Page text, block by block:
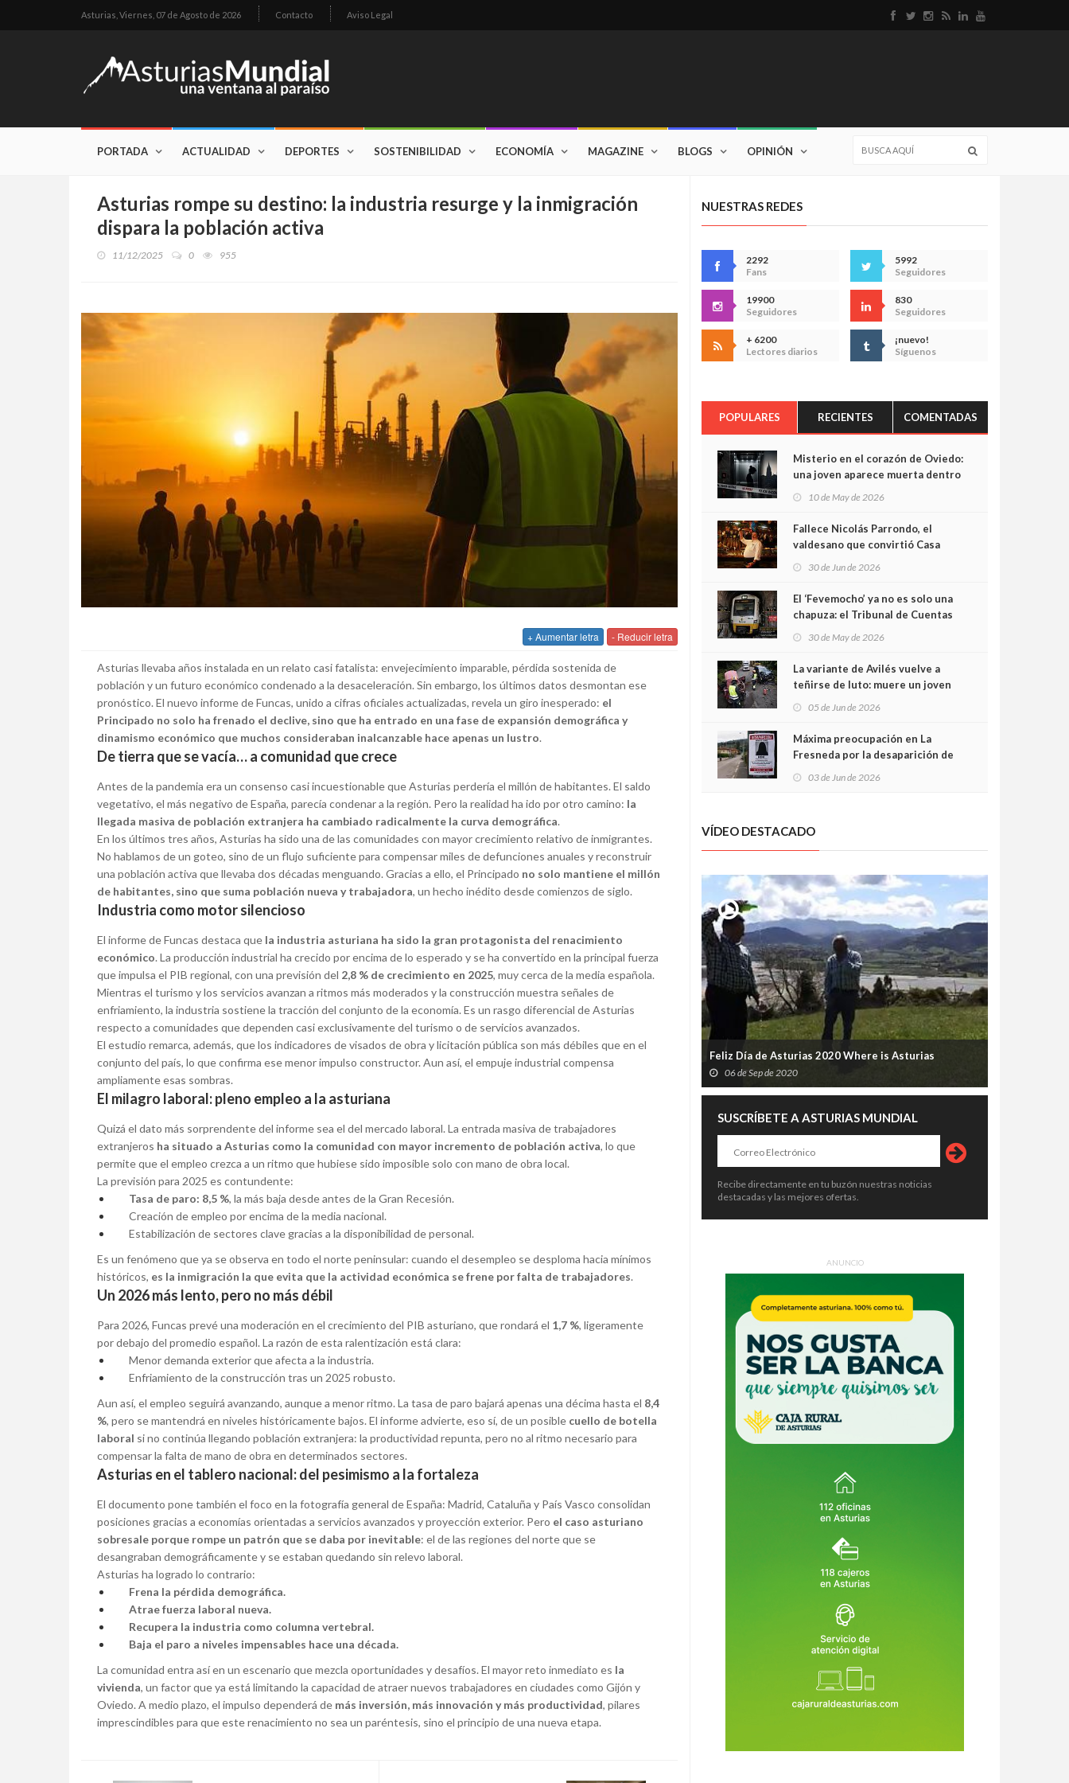
Asturias, Viernes, 07 de Agosto de 2026 Contacto Aviso Legal
PORTADA ACTUALIDAD DEPORTES SOSTENIBILIDAD ECONOMÍA MAGAZINE BLOGS OPINIÓN
Asturias rompe su destino: la industria resurge y la inmigración
dispara la población activa
11/12/2025 0 955
+ Aumentar letra - Reducir letra
Asturias llevaba años instalada en un relato casi fatalista: envejecimiento imparable, pérdida sostenida de
población y un futuro económico condenado a la desaceleración. Sin embargo, los últimos datos desmontan ese
pronóstico. El nuevo informe de Funcas, unido a cifras oficiales actualizadas, revela un giro inesperado: el
Principado no solo ha frenado el declive, sino que ha entrado en una fase de expansión demográfica y
dinamismo económico que muchos consideraban inalcanzable hace apenas un lustro.
De tierra que se vacía… a comunidad que crece
Antes de la pandemia era un consenso casi incuestionable que Asturias perdería el millón de habitantes. El saldo
vegetativo, el más negativo de España, parecía condenar a la región. Pero la realidad ha ido por otro camino: la
llegada masiva de población extranjera ha cambiado radicalmente la curva demográfica.
En los últimos tres años, Asturias ha sido una de las comunidades con mayor crecimiento relativo de inmigrantes.
No hablamos de un goteo, sino de un flujo suficiente para compensar miles de defunciones anuales y reconstruir
una población activa que llevaba dos décadas menguando. Gracias a ello, el Principado no solo mantiene el millón
de habitantes, sino que suma población nueva y trabajadora, un hecho inédito desde comienzos de siglo.
Industria como motor silencioso
El informe de Funcas destaca que la industria asturiana ha sido la gran protagonista del renacimiento
económico. La producción industrial ha crecido por encima de lo esperado y se ha convertido en la principal fuerza
que impulsa el PIB regional, con una previsión del 2,8 % de crecimiento en 2025, muy cerca de la media española.
Mientras el turismo y los servicios avanzan a ritmos más moderados y la construcción muestra señales de
enfriamiento, la industria sostiene la tracción del conjunto de la economía. Es un rasgo diferencial de Asturias
respecto a comunidades que dependen casi exclusivamente del turismo o de servicios avanzados.
El estudio remarca, además, que los indicadores de visados de obra y licitación pública son más débiles que en el
conjunto del país, lo que confirma ese menor impulso constructor. Aun así, el empuje industrial compensa
ampliamente esas sombras.
El milagro laboral: pleno empleo a la asturiana
Quizá el dato más sorprendente del informe sea el del mercado laboral. La entrada masiva de trabajadores
extranjeros ha situado a Asturias como la comunidad con mayor incremento de población activa, lo que
permite que el empleo crezca a un ritmo que hubiese sido imposible solo con mano de obra local.
La previsión para 2025 es contundente:
Tasa de paro: 8,5 %, la más baja desde antes de la Gran Recesión.
Creación de empleo por encima de la media nacional.
Estabilización de sectores clave gracias a la disponibilidad de personal.
Es un fenómeno que ya se observa en todo el norte peninsular: cuando el desempleo se desploma hacia mínimos
históricos, es la inmigración la que evita que la actividad económica se frene por falta de trabajadores.
Un 2026 más lento, pero no más débil
Para 2026, Funcas prevé una moderación en el crecimiento del PIB asturiano, que rondará el 1,7 %, ligeramente
por debajo del promedio español. La razón de esta ralentización está clara:
Menor demanda exterior que afecta a la industria.
Enfriamiento de la construcción tras un 2025 robusto.
Aun así, el empleo seguirá avanzando, aunque a menor ritmo. La tasa de paro bajará apenas una décima hasta el 8,4
%, pero se mantendrá en niveles históricamente bajos. El informe advierte, eso sí, de un posible cuello de botella
laboral si no continúa llegando población extranjera: la productividad repunta, pero no al ritmo necesario para
compensar la falta de mano de obra en determinados sectores.
Asturias en el tablero nacional: del pesimismo a la fortaleza
El documento pone también el foco en la fotografía general de España: Madrid, Cataluña y País Vasco consolidan
posiciones gracias a economías orientadas a servicios avanzados y proyección exterior. Pero el caso asturiano
sobresale porque rompe un patrón que se daba por inevitable: el de las regiones del norte que se
desangraban demográficamente y se estaban quedando sin relevo laboral.
Asturias ha logrado lo contrario:
Frena la pérdida demográfica.
Atrae fuerza laboral nueva.
Recupera la industria como columna vertebral.
Baja el paro a niveles impensables hace una década.
La comunidad entra así en un escenario que mezcla oportunidades y desafíos. El mayor reto inmediato es la
vivienda, un factor que ya está limitando la capacidad de atraer nuevos trabajadores en ciudades como Gijón y
Oviedo. A medio plazo, el impulso dependerá de más inversión, más innovación y más productividad, pilares
imprescindibles para que este renacimiento no sea un paréntesis, sino el principio de una nueva etapa.
NUESTRAS REDES
2292
Fans
5992
Seguidores
19900
Seguidores
830
Seguidores
+ 6200
Lectores diarios
¡nuevo!
Síguenos
POPULARES RECIENTES COMENTADAS
Misterio en el corazón de Oviedo:
una joven aparece muerta dentro
cámaras captan sus últimos
minutos
10 de May de 2026
Fallece Nicolás Parrondo, el
valdesano que convirtió Casa
30 de Jun de 2026
El ‘Fevemocho’ ya no es solo una
chapuza: el Tribunal de Cuentas
sobrecoste de los trenes que no
cabían por los túneles
30 de May de 2026
La variante de Avilés vuelve a
teñirse de luto: muere un joven
05 de Jun de 2026
Máxima preocupación en La
Fresneda por la desaparición de
03 de Jun de 2026
VÍDEO DESTACADO
Feliz Día de Asturias 2020 Where is Asturias
06 de Sep de 2020
SUSCRÍBETE A ASTURIAS MUNDIAL
Recibe directamente en tu buzón nuestras noticias
destacadas y las mejores ofertas.
ANUNCIO